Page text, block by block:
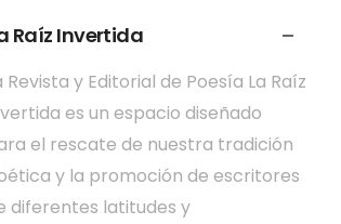
Raíz Invertida
Revista y Editorial de Poesía La Raíz
es un espacio diseñado
el rescate de nuestra tradición
y la promoción de escritores
diferentes latitudes y